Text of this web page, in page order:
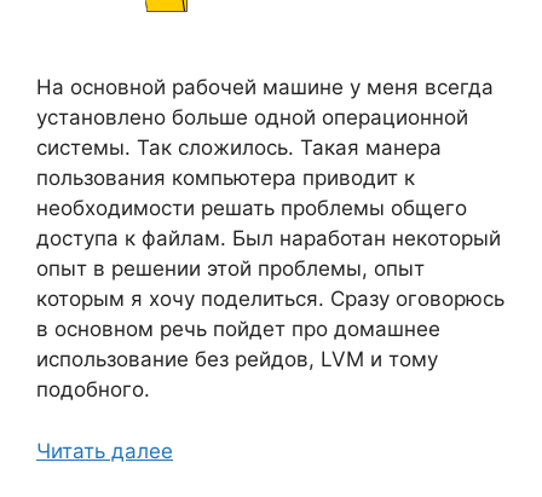
На основной рабочей машине у меня всегда
установлено больше одной операционной
системы. Так сложилось. Такая манера
пользования компьютера приводит к
необходимости решать проблемы общего
доступа к файлам. Был наработан некоторый
опыт в решении этой проблемы, опыт
которым я хочу поделиться. Сразу оговорюсь
в основном речь пойдет про домашнее
использование без рейдов, LVM и тому
подобного.
Читать далее